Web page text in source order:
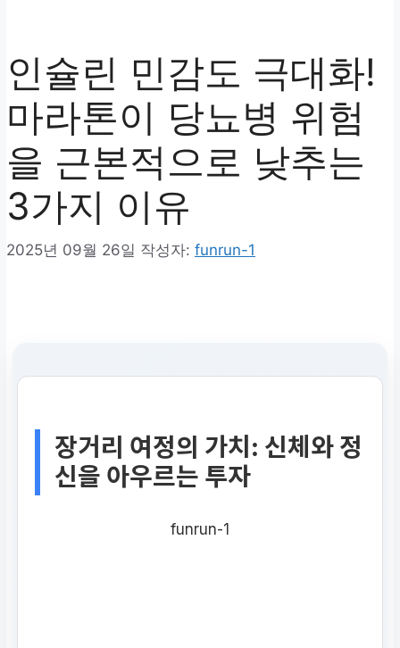
인슐린 민감도 극대화!
마라톤이 당뇨병 위험
을 근본적으로 낮추는
3가지 이유
2025년 09월 26일 작성자: funrun-1
장거리 여정의 가치: 신체와 정
신을 아우르는 투자
funrun-1